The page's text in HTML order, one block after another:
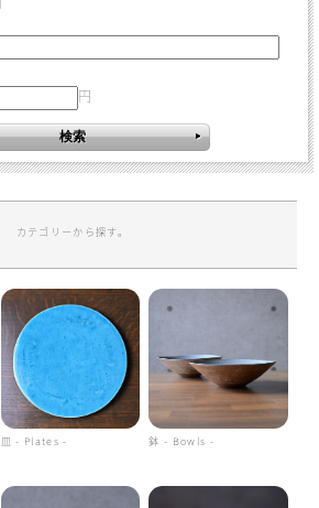
円
カテゴリーから探す。
皿 - Plates - 鉢 - Bowls -